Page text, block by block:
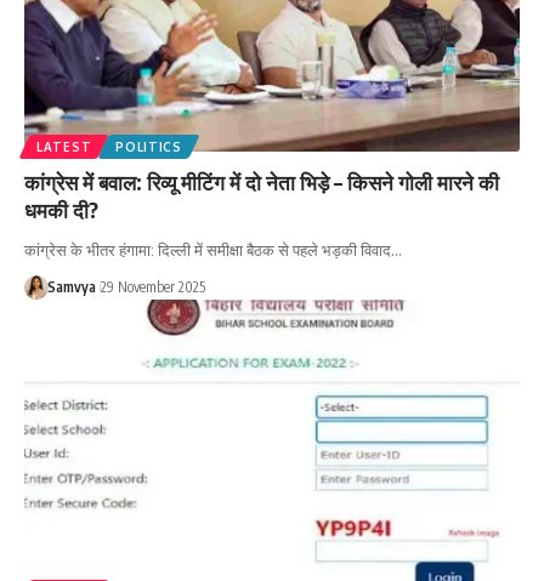
LATEST POLITICS
कांग्रेस में बवाल: रिव्यू मीटिंग में दो नेता भिड़े – किसने गोली मारने की
धमकी दी?
कांग्रेस के भीतर हंगामा: दिल्ली में समीक्षा बैठक से पहले भड़की विवाद…
Samvya 29 November 2025